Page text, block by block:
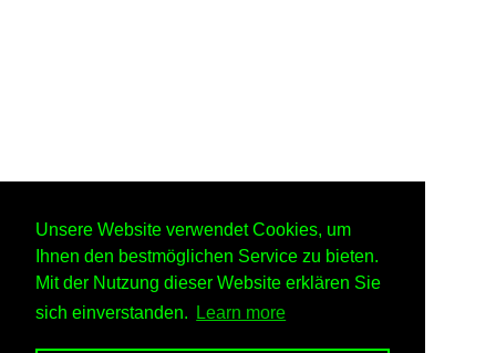
Unsere Website verwendet Cookies, um
Ihnen den bestmöglichen Service zu bieten.
Mit der Nutzung dieser Website erklären Sie
sich einverstanden.
Learn more